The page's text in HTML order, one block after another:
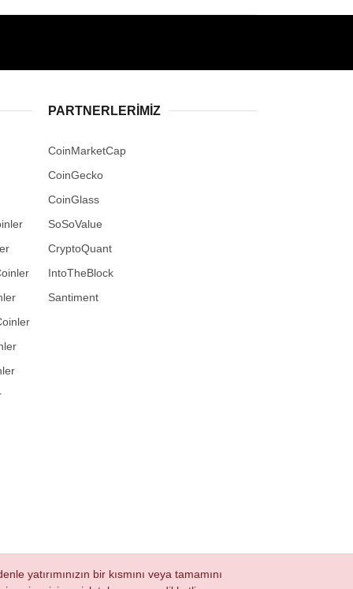
PARTNERLERIMIZ
CoinMarketCap
CoinGecko
CoinGlass
SoSoValue
CryptoQuant
IntoTheBlock
Santiment
yatırımınızın bir kısmını veya tamamını